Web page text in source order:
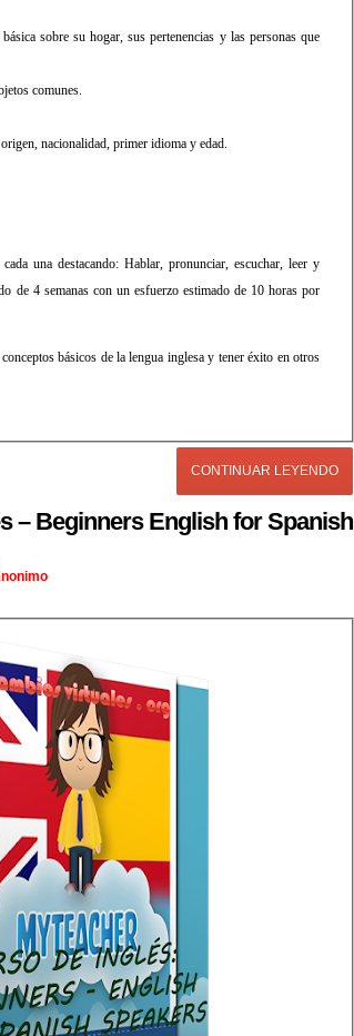
sobre su hogar, sus pertenencias y las personas que
comunes.
nacionalidad, primer idioma y edad.
una destacando: Hablar, pronunciar, escuchar, leer y
de 4 semanas con un esfuerzo estimado de 10 horas por
básicos de la lengua inglesa y tener éxito en otros
CONTINUAR LEYENDO
– Beginners English for Spanish